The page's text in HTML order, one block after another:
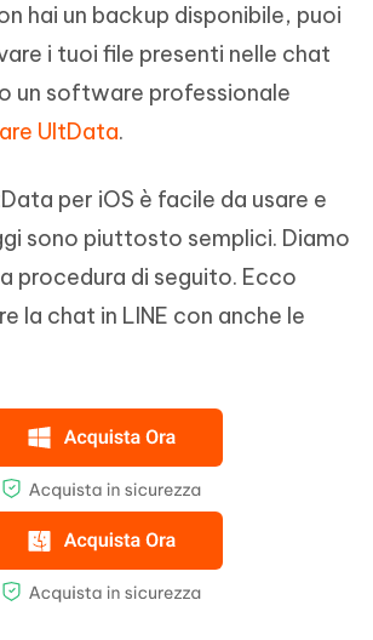
hai un backup disponibile, puoi
i tuoi file presenti nelle chat
un software professionale
UltData.
per iOS è facile da usare e
sono piuttosto semplici. Diamo
procedura di seguito. Ecco
la chat in LINE con anche le